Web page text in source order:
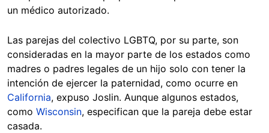
un médico autorizado.
Las parejas del colectivo LGBTQ, por su parte, son
consideradas en la mayor parte de los estados como
madres o padres legales de un hijo solo con tener la
intención de ejercer la paternidad, como ocurre en
California, expuso Joslin. Aunque algunos estados,
como Wisconsin, especifican que la pareja debe estar
casada.